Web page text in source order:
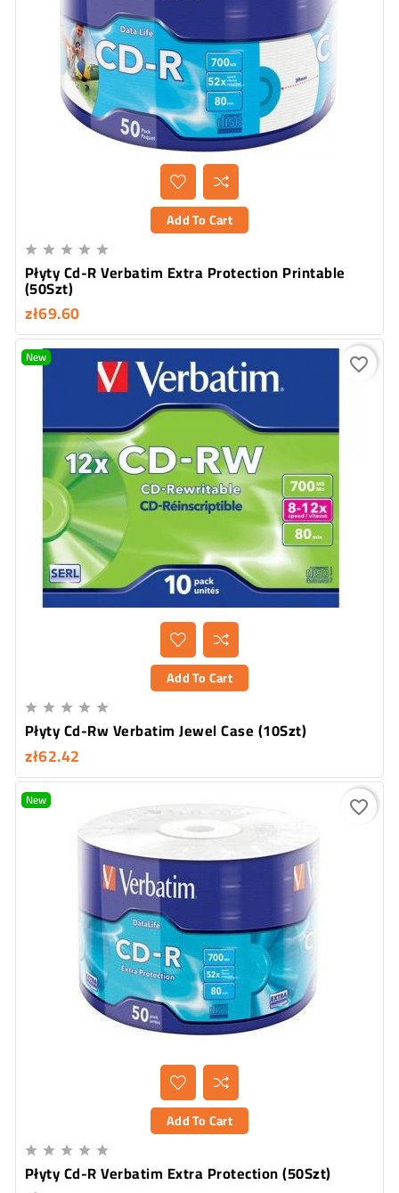
Add To Cart
    
Płyty Cd-R Verbatim Extra Protection Printable
(50Szt)
zł69.60
New
Add To Cart
    
Płyty Cd-Rw Verbatim Jewel Case (10Szt)
zł62.42
favorite_border
New
Add To Cart
    
Płyty Cd-R Verbatim Extra Protection (50Szt)
favorite_border